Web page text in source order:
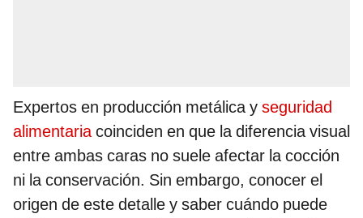
Expertos en producción metálica y seguridad
alimentariacoinciden en que la diferencia visual
entre ambas caras no suele afectar la cocción
ni la conservación. Sin embargo, conocer el
origen de este detalle y saber cuándo puede